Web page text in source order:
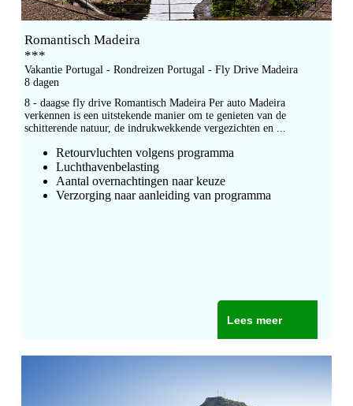
Romantisch Madeira
***
Vakantie Portugal - Rondreizen Portugal - Fly Drive Madeira
8 dagen
8 - daagse fly drive Romantisch Madeira Per auto Madeira
verkennen is een uitstekende manier om te genieten van de
schitterende natuur, de indrukwekkende vergezichten en ...
Retourvluchten volgens programma
Luchthavenbelasting
Aantal overnachtingen naar keuze
Verzorging naar aanleiding van programma
Lees meer